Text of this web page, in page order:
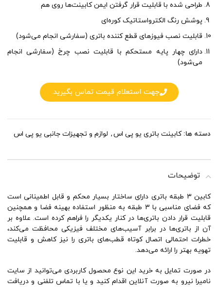
طراحی شده با قابلیت قرار گرفتن ایمن کابینت‌ها روی هم
پوشش رنگ الکترواستاتیک کوره‌ای
قابلیت نصب فیوزهای قطع کننده باتری (سفارشی انجام می‌شود)
دارای چهار پایه مستحکم با قابلیت نصب چرخ (سفارشی انجام
می‌شود)
جهت استعلام قیمت تماس بگیرید.
دسته ها: کابینت باتری یو پی اس, لوازم و تجهیزات جانبی یو پی اس
توضیحات
کابین 3 طبقه باتری دارای ساختار بسیار محکم و قابل اطمینانی است
که فضای مناسبی با 3 طبقه به منظور استفاده بهینه فضا و همچنین
قابلیت قرار دادن باتری‌ها در کنار یکدیگر را فراهم کرده است‌. علاوه بر
آن از باتری‌ها در برابر آسیب‌های مختلف فیزیکی محافظت می‌کند،
خطرات احتمالی اتصال کوتاه قطب‌های باتری را نیز کاهش و قابلیت
تهویه بهتر را ارائه می‌دهد.
در صورت تمایل به خرید این نوع محصول‌ کاربردی می‌توانید از سایت
نامیرا نیرو به صورت آنلاین اقدام کنید و یا با تماس تلفنی و دریافت